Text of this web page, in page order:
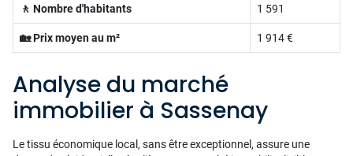
🚶 Nombre d'habitants 1 591
🏡 Prix moyen au m² 1 914 €
Analyse du marché
immobilier à Sassenay
Le tissu économique local, sans être exceptionnel, assure une